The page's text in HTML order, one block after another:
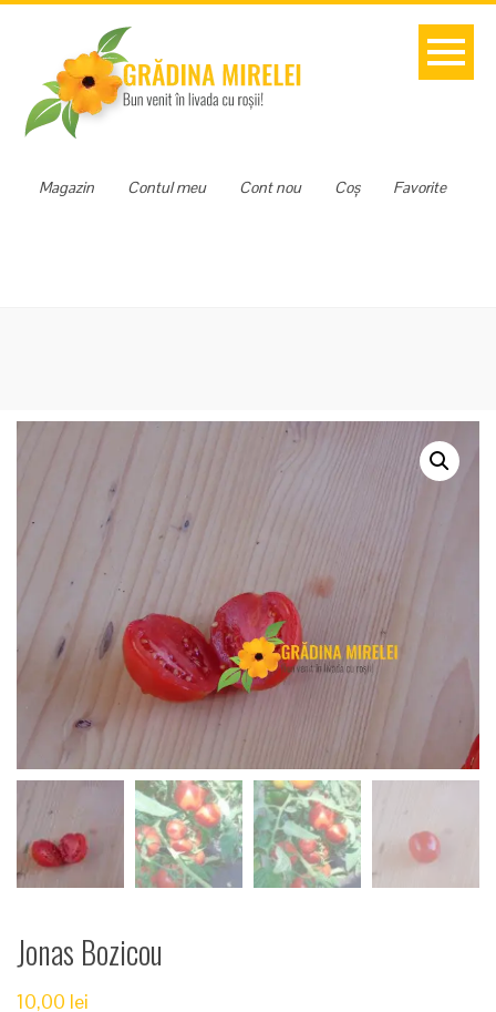
Favorite
Coș
Cont nou
Contul meu
Magazin
Jonas Bozicou
10,00 lei